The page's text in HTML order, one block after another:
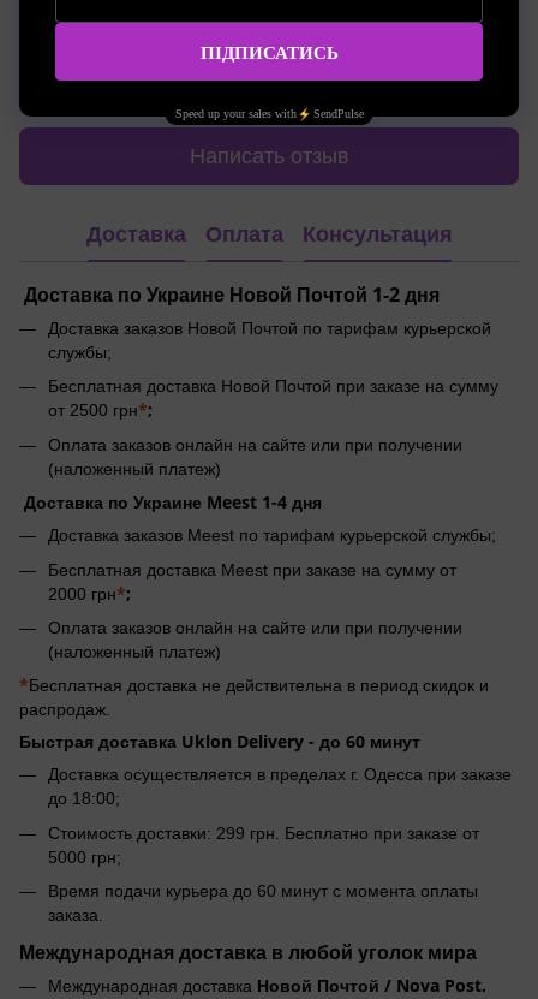
Добавьте первый отзыв
Написать отзыв
Доставка Оплата Консультация
Доставка по Украине Новой Почтой 1-2 дня
Доставка заказов Новой Почтой по тарифам курьерской
службы;
Бесплатная доставка Новой Почтой при заказе на сумму
от 2500 грн*;
Оплата заказов онлайн на сайте или при получении
(наложенный платеж)
Доставка по Украине Meest 1-4 дня
Доставка заказов Meest по тарифам курьерской службы;
Бесплатная доставка Meest при заказе на сумму от
2000 грн*;
Оплата заказов онлайн на сайте или при получении
(наложенный платеж)
*Бесплатная доставка не действительна в период скидок и
распродаж.
Быстрая доставка Uklon Delivery - до 60 минут
Доставка осуществляется в пределах г. Одесса при заказе
до 18:00;
Стоимость доставки: 299 грн. Бесплатно при заказе от
5000 грн;
Время подачи курьера до 60 минут с момента оплаты
заказа.
Международная доставка в любой уголок мира
Международная доставка Новой Почтой / Nova Post.